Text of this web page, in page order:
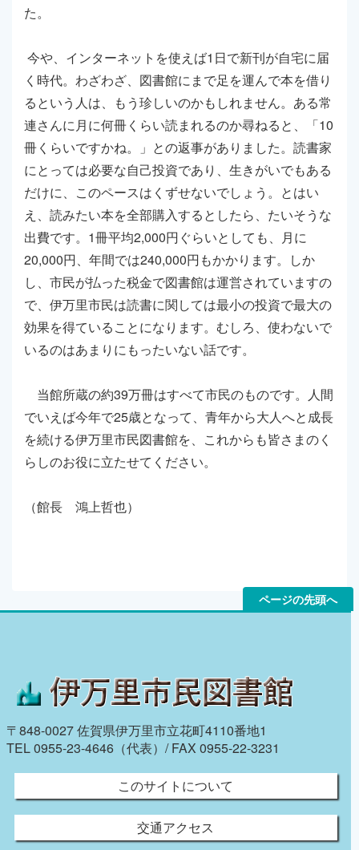
た。
今や、インターネットを使えば1日で新刊が自宅に届
く時代。わざわざ、図書館にまで足を運んで本を借り
るという人は、もう珍しいのかもしれません。ある常
連さんに月に何冊くらい読まれるのか尋ねると、「10
冊くらいですかね。」との返事がありました。読書家
にとっては必要な自己投資であり、生きがいでもある
だけに、このペースはくずせないでしょう。とはい
え、読みたい本を全部購入するとしたら、たいそうな
出費です。1冊平均2,000円ぐらいとしても、月に
20,000円、年間では240,000円もかかります。しか
し、市民が払った税金で図書館は運営されていますの
で、伊万里市民は読書に関しては最小の投資で最大の
効果を得ていることになります。むしろ、使わないで
いるのはあまりにもったいない話です。
当館所蔵の約39万冊はすべて市民のものです。人間
でいえば今年で25歳となって、青年から大人へと成長
を続ける伊万里市民図書館を、これからも皆さまのく
らしのお役に立たせてください。
（館長 鴻上哲也）
ページの先頭へ
〒848-0027 佐賀県伊万里市立花町4110番地1
TEL 0955-23-4646（代表）/ FAX 0955-22-3231
このサイトについて
交通アクセス